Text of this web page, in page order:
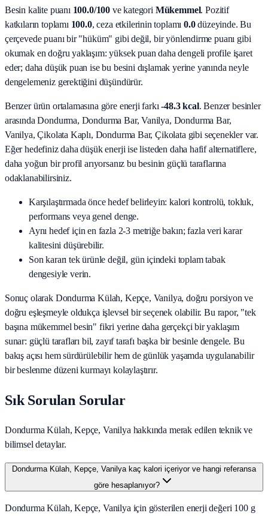
Besin kalite puanı 100.0/100 ve kategori Mükemmel. Pozitif
katkıların toplamı 100.0, ceza etkilerinin toplamı 0.0düzeyinde. Bu
çerçevede puanı bir "hüküm" gibi değil, bir yönlendirme puanı gibi
okumak en doğru yaklaşım: yüksek puan daha dengeli profile işaret
eder; daha düşük puan ise bu besini dışlamak yerine yanında neyle
dengelemeniz gerektiğini düşündürür.
Benzer ürün ortalamasına göre enerji farkı -48.3 kcal. Benzer besinler
arasındaDondurma, Dondurma Bar, Vanilya, Dondurma Bar,
Vanilya, Çikolata Kaplı, Dondurma Bar, Çikolata gibi seçenekler var.
Eğer hedefiniz daha düşük enerji ise listeden daha hafif alternatiflere,
daha yoğun bir profil arıyorsanız bu besinin güçlü taraflarına
odaklanabilirsiniz.
Karşılaştırmada önce hedef belirleyin: kalori kontrolü, tokluk,
performans veya genel denge.
Aynı hedef için en fazla 2-3 metriğe bakın; fazla veri karar
kalitesini düşürebilir.
Son kararı tek ürünle değil, gün içindeki toplam tabak
dengesiyle verin.
Sonuç olarak Dondurma Külah, Kepçe, Vanilya, doğru porsiyon ve
doğru eşleşmeyle oldukça işlevsel bir seçenek olabilir. Bu rapor, "tek
başına mükemmel besin" fikri yerine daha gerçekçi bir yaklaşım
sunar: güçlü tarafları bil, zayıf tarafı başka bir besinle dengele. Bu
bakış açısı hem sürdürülebilir hem de günlük yaşamda uygulanabilir
bir beslenme düzeni kurmayı kolaylaştırır.
Sık Sorulan Sorular
Dondurma Külah, Kepçe, Vanilya hakkında merak edilen teknik ve
bilimsel detaylar.
Dondurma Külah, Kepçe, Vanilya kaç kalori içeriyor ve hangi referansa
göre hesaplanıyor?
Dondurma Külah, Kepçe, Vanilya için gösterilen enerji değeri 100 g